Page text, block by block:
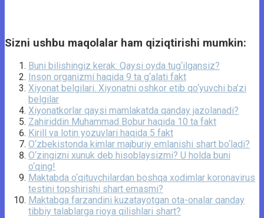
Sizni ushbu maqolalar ham qiziqtirishi mumkin:
Buni bilishingiz kerak: Qaysi oyda tug‘ilgansiz?
Inson organizmi haqida 9 ta g‘alati fakt
Xiyonat belgilari. Xiyonatni oshkor etib qo‘yuvchi ba’zi
belgilar
Xiyonatkorlar qaysi mamlakatda qanday jazolanadi?
Zahiriddin Muhammad Bobur haqida 10 ta fakt
Kirill va lotin yozuvlari haqida 5 fakt
O‘zbekistonda kimlar majburiy emlanishi shart bo‘ladi?
O‘zingizni xunuk deb hisoblaysizmi? U holda buni
o‘qing!
Maktabda o‘qituvchilardan boshqa xodimlar koronavirus
testini topshirishi shart emasmi?
Maktabga farzandini kuzatayotgan ota-onalar qanday
tibbiy talablarga rioya qilishlari shart?